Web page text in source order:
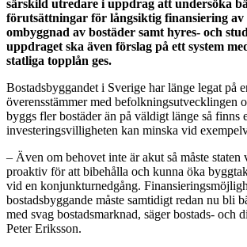
särskild utredare i uppdrag att undersöka
förutsättningar för långsiktig finansiering av
ombyggnad av bostäder samt hyres- och
uppdraget ska även förslag på ett system
statliga topplån ges.
Bostadsbyggandet i Sverige har länge legat på
överensstämmer med befolkningsutvecklingen
byggs fler bostäder än på väldigt länge så finns
investeringsvilligheten kan minska vid
– Även om behovet inte är akut så måste staten
proaktiv för att bibehålla och kunna öka
vid en konjunkturnedgång.
bostadsbyggande måste samtidigt redan nu bli
med svag bostadsmarknad, säger bostads- och
Peter Eriksson.